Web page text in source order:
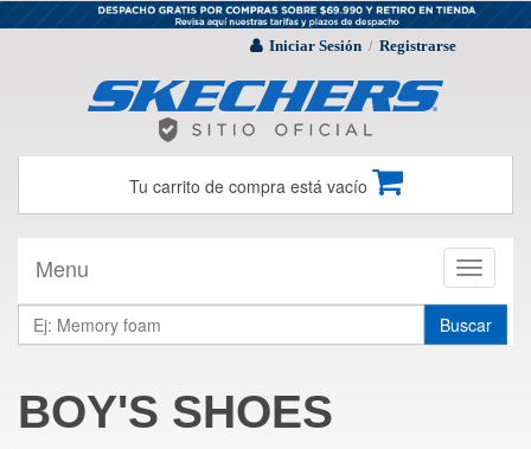
Iniciar Sesión / Registrarse
Tu carrito de compra está vacío
Toggle
Menu
Buscar
BOY'S SHOES